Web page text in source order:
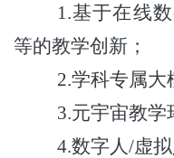
1.基于在线
等的教学创新；
2.学科专属大
3.元宇宙教学
4.数字人/虚拟